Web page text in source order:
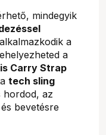
mindegyik
a
a
Carry Strap
tech sling
hordod, az
bevetésre